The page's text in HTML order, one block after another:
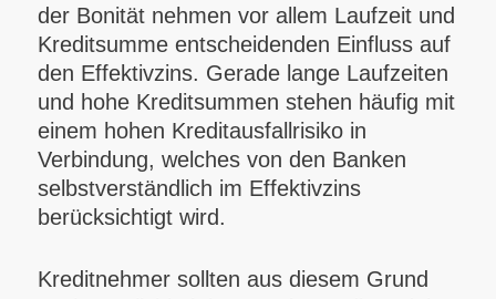
der Bonität nehmen vor allem Laufzeit und
Kreditsumme entscheidenden Einfluss auf
den Effektivzins. Gerade lange Laufzeiten
und hohe Kreditsummen stehen häufig mit
einem hohen Kreditausfallrisiko in
Verbindung, welches von den Banken
selbstverständlich im Effektivzins
berücksichtigt wird.
Kreditnehmer sollten aus diesem Grund